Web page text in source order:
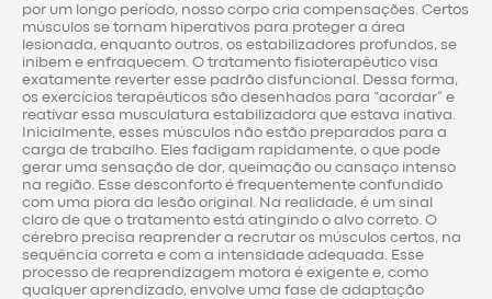
por um longo período, nosso corpo cria compensações. Certos
músculos se tornam hiperativos para proteger a área
lesionada, enquanto outros, os estabilizadores profundos, se
inibem e enfraquecem. O tratamento fisioterapêutico visa
exatamente reverter esse padrão disfuncional. Dessa forma,
os exercícios terapêuticos são desenhados para “acordar” e
reativar essa musculatura estabilizadora que estava inativa.
Inicialmente, esses músculos não estão preparados para a
carga de trabalho. Eles fadigam rapidamente, o que pode
gerar uma sensação de dor, queimação ou cansaço intenso
na região. Esse desconforto é frequentemente confundido
com uma piora da lesão original. Na realidade, é um sinal
claro de que o tratamento está atingindo o alvo correto. O
cérebro precisa reaprender a recrutar os músculos certos, na
sequência correta e com a intensidade adequada. Esse
processo de reaprendizagem motora é exigente e, como
qualquer aprendizado, envolve uma fase de adaptação